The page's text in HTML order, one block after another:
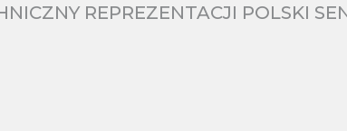
REPREZENTACJI POLSKI